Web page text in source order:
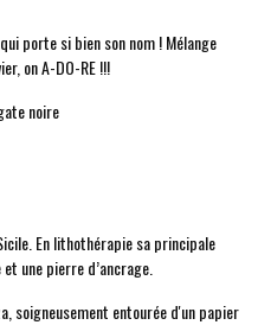
porte si bien son nom ! Mélange
on A-DO-RE !!!
noire
En lithothérapie sa principale
une pierre d’ancrage.
soigneusement entourée d'un papier